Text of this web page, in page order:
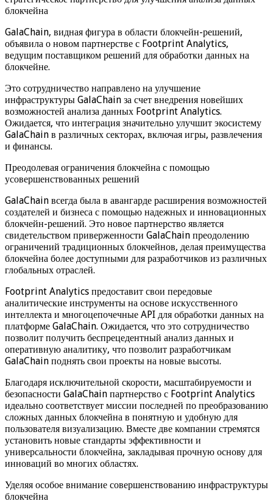
GalaChain, видная фигура в области блокчейн-решений,
объявила о новом партнерстве с Footprint Analytics,
ведущим поставщиком решений для обработки данных на
блокчейне.
Это сотрудничество направлено на улучшение
инфраструктуры GalaChain за счет внедрения новейших
возможностей анализа данных Footprint Analytics.
Ожидается, что интеграция значительно улучшит экосистему
GalaChain в различных секторах, включая игры, развлечения
и финансы.
Преодолевая ограничения блокчейна с помощью
усовершенствованных решений
GalaChain всегда была в авангарде расширения возможностей
создателей и бизнеса с помощью надежных и инновационных
блокчейн-решений. Это новое партнерство является
свидетельством приверженности GalaChain преодолению
ограничений традиционных блокчейнов, делая преимущества
блокчейна более доступными для разработчиков из различных
глобальных отраслей.
Footprint Analytics предоставит свои передовые
аналитические инструменты на основе искусственного
интеллекта и многоцепочечные API для обработки данных на
платформе GalaChain. Ожидается, что это сотрудничество
позволит получить беспрецедентный анализ данных и
оперативную аналитику, что позволит разработчикам
GalaChain поднять свои проекты на новые высоты.
Благодаря исключительной скорости, масштабируемости и
безопасности GalaChain партнерство с Footprint Analytics
идеально соответствует миссии последней по преобразованию
сложных данных блокчейна в понятную и удобную для
пользователя визуализацию. Вместе две компании стремятся
установить новые стандарты эффективности и
универсальности блокчейна, закладывая прочную основу для
инноваций во многих областях.
Уделяя особое внимание совершенствованию инфраструктуры
блокчейна